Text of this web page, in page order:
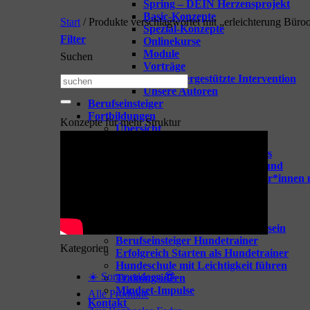
Spring – DEIN Herzensprojekt
Basic-Konzepte
Spezial-Konzepte
Onlinekurse
Module
Vorträge
TGI – Tiergestützte Intervention
Unsere Autoren
Berufseinsteiger
Fortbildungen
Übersicht
Webinare für dein Business
Webinare rund um den Hund
Coaching für Hundetrainer*innen
Vorbereitung aufs Hundetrainersein
Berufseinsteiger Hundetrainer
Erfolgreich Starten als Hundetrainer
Hundeschule mit Leichtigkeit führen
Trainingsideen
Mindset-Impulse
Kontakt
Start / Produkte verschlagwortet mit „erleichterung
Filter
Suchen
Suchen
nach:
Konzepte für mehr Struktur
Kategorien
☀️ Sommerideen 😎
Alle Produkte